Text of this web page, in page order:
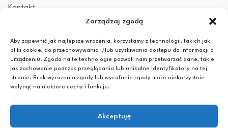
Zarządzaj zgodą
Aby zapewnić jak najlepsze wrażenia, korzystamy z technologii, takich jak
pliki cookie, do przechowywania i/lub uzyskiwania dostępu do informacji o
urządzeniu. Zgoda na te technologie pozwoli nam przetwarzać dane, takie
jak zachowanie podczas przeglądania lub unikalne identyfikatory na tej
stronie. Brak wyrażenia zgody lub wycofanie zgody może niekorzystnie
wpłynąć na niektóre cechy i funkcje.
Akceptuję
Kontakt
FAQ
Akademiki
Stypendia
Dokumenty